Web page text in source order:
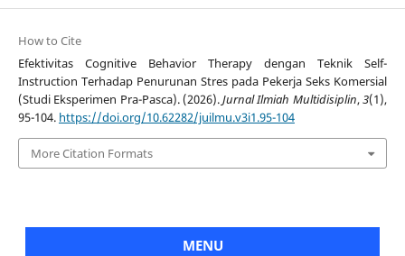
How to Cite
Efektivitas Cognitive Behavior Therapy dengan Teknik Self-
Instruction Terhadap Penurunan Stres pada Pekerja Seks Komersial
(Studi Eksperimen Pra-Pasca). (2026).Jurnal Ilmiah Multidisiplin,3(1),
95-104. https://doi.org/10.62282/juilmu.v3i1.95-104
More Citation Formats
MENU